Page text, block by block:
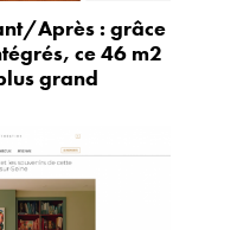
Après : grâce
ce 46 m2
grand